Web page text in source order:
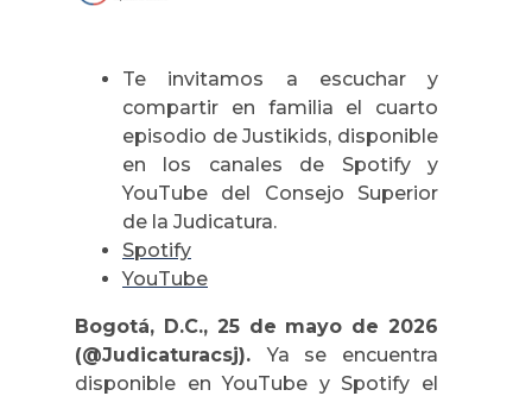
Te invitamos a escuchar y
compartir en familia el cuarto
episodio de Justikids, disponible
en los canales de Spotify y
YouTube del Consejo Superior
de la Judicatura.
Spotify
YouTube
Bogotá, D.C., 25 de mayo de 2026
(@Judicaturacsj).Ya se encuentra
disponible en YouTube y Spotify el